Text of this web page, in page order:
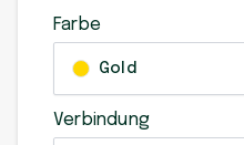
Farbe
Gold
Verbindung